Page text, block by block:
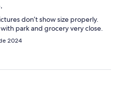
don’t show size properly.
park and grocery very close.
2024